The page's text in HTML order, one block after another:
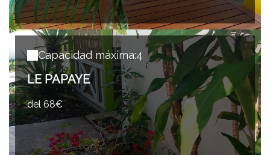
Capacidad máxima:4
LE PAPAYE
del 68€